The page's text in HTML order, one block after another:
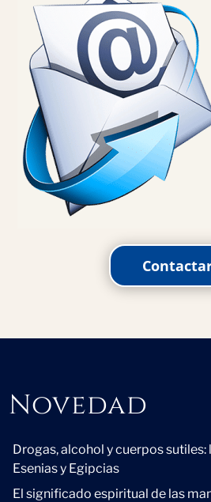
Novedad
Novedad
Drogas, alcohol y cuerpos sutiles:
Esenias y Egipcias
El significado espiritual de las